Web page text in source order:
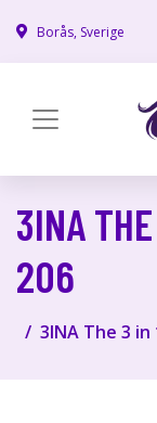
Borås, Sverige
3INA
206
3INA The 3